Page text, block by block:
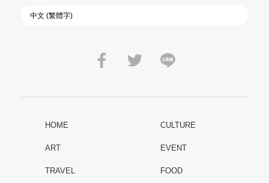
HOME CULTURE
ART EVENT
TRAVEL FOOD